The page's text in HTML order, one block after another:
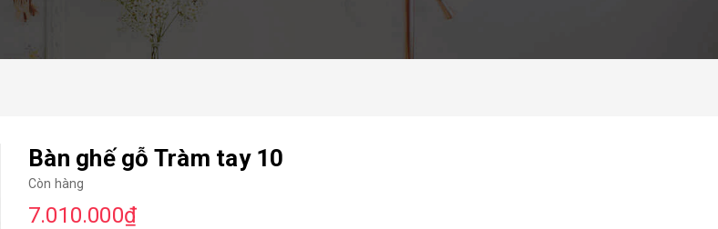
Bàn ghế gỗ Tràm tay 10
Còn hàng
7.010.000₫